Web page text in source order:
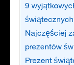
9
Najczęściej
prezentów
Prezent